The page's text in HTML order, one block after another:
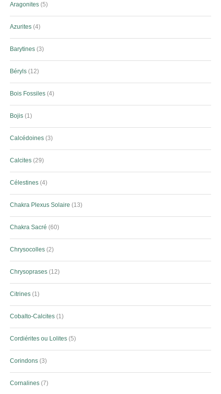
Aragonites 5
Azurites 4
Barytines 3
Béryls 12
Bois Fossiles 4
Bojis 1
Calcédoines 3
Calcites 29
Célestines 4
Chakra Plexus Solaire 13
Chakra Sacré 60
Chrysocolles 2
Chrysoprases 12
Citrines 1
Cobalto-Calcites 1
Cordiérites ou Lolites 5
Corindons 3
Cornalines 7